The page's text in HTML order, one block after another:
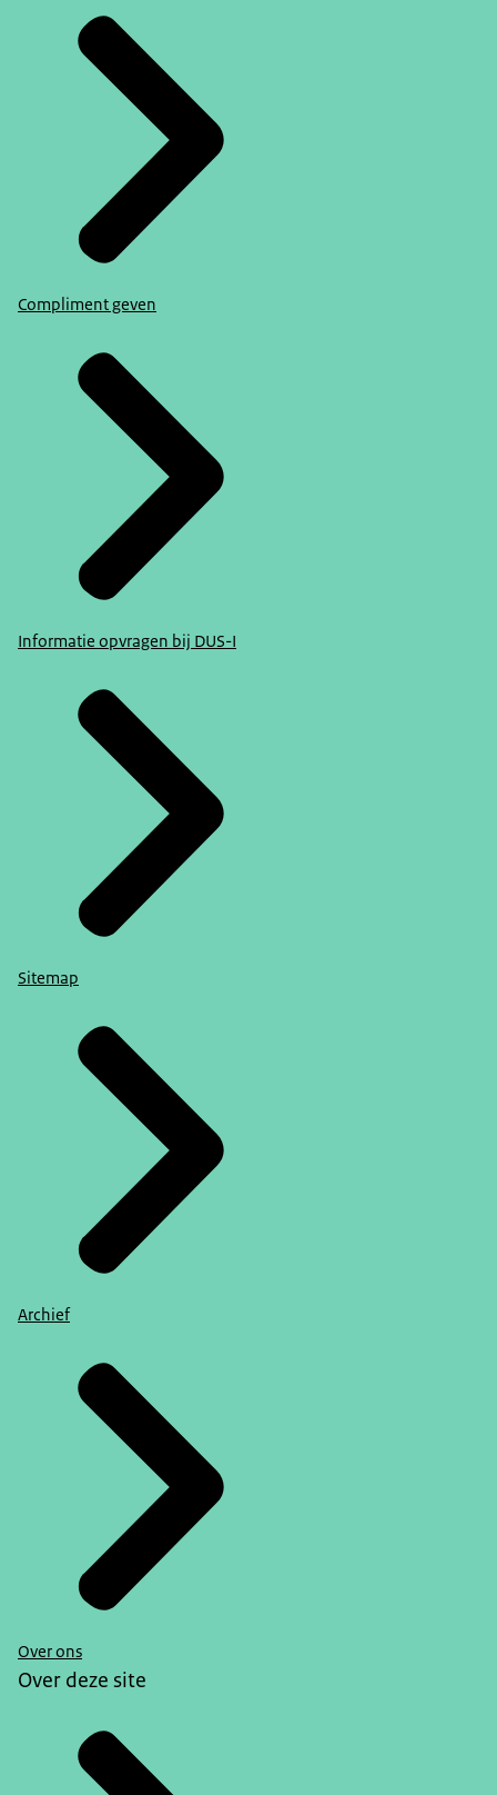
Compliment geven
Informatie opvragen bij DUS-I
Sitemap
Archief
Over ons
Over deze site